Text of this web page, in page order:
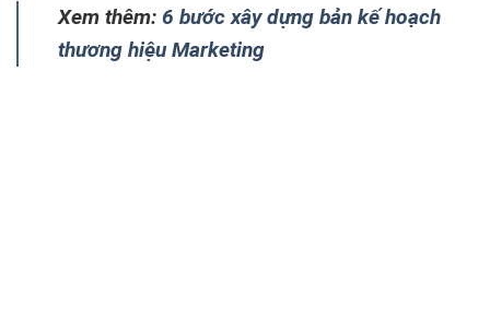
Xem thêm: 6 bước xây dựng bản kế hoạch
thương hiệu Marketing